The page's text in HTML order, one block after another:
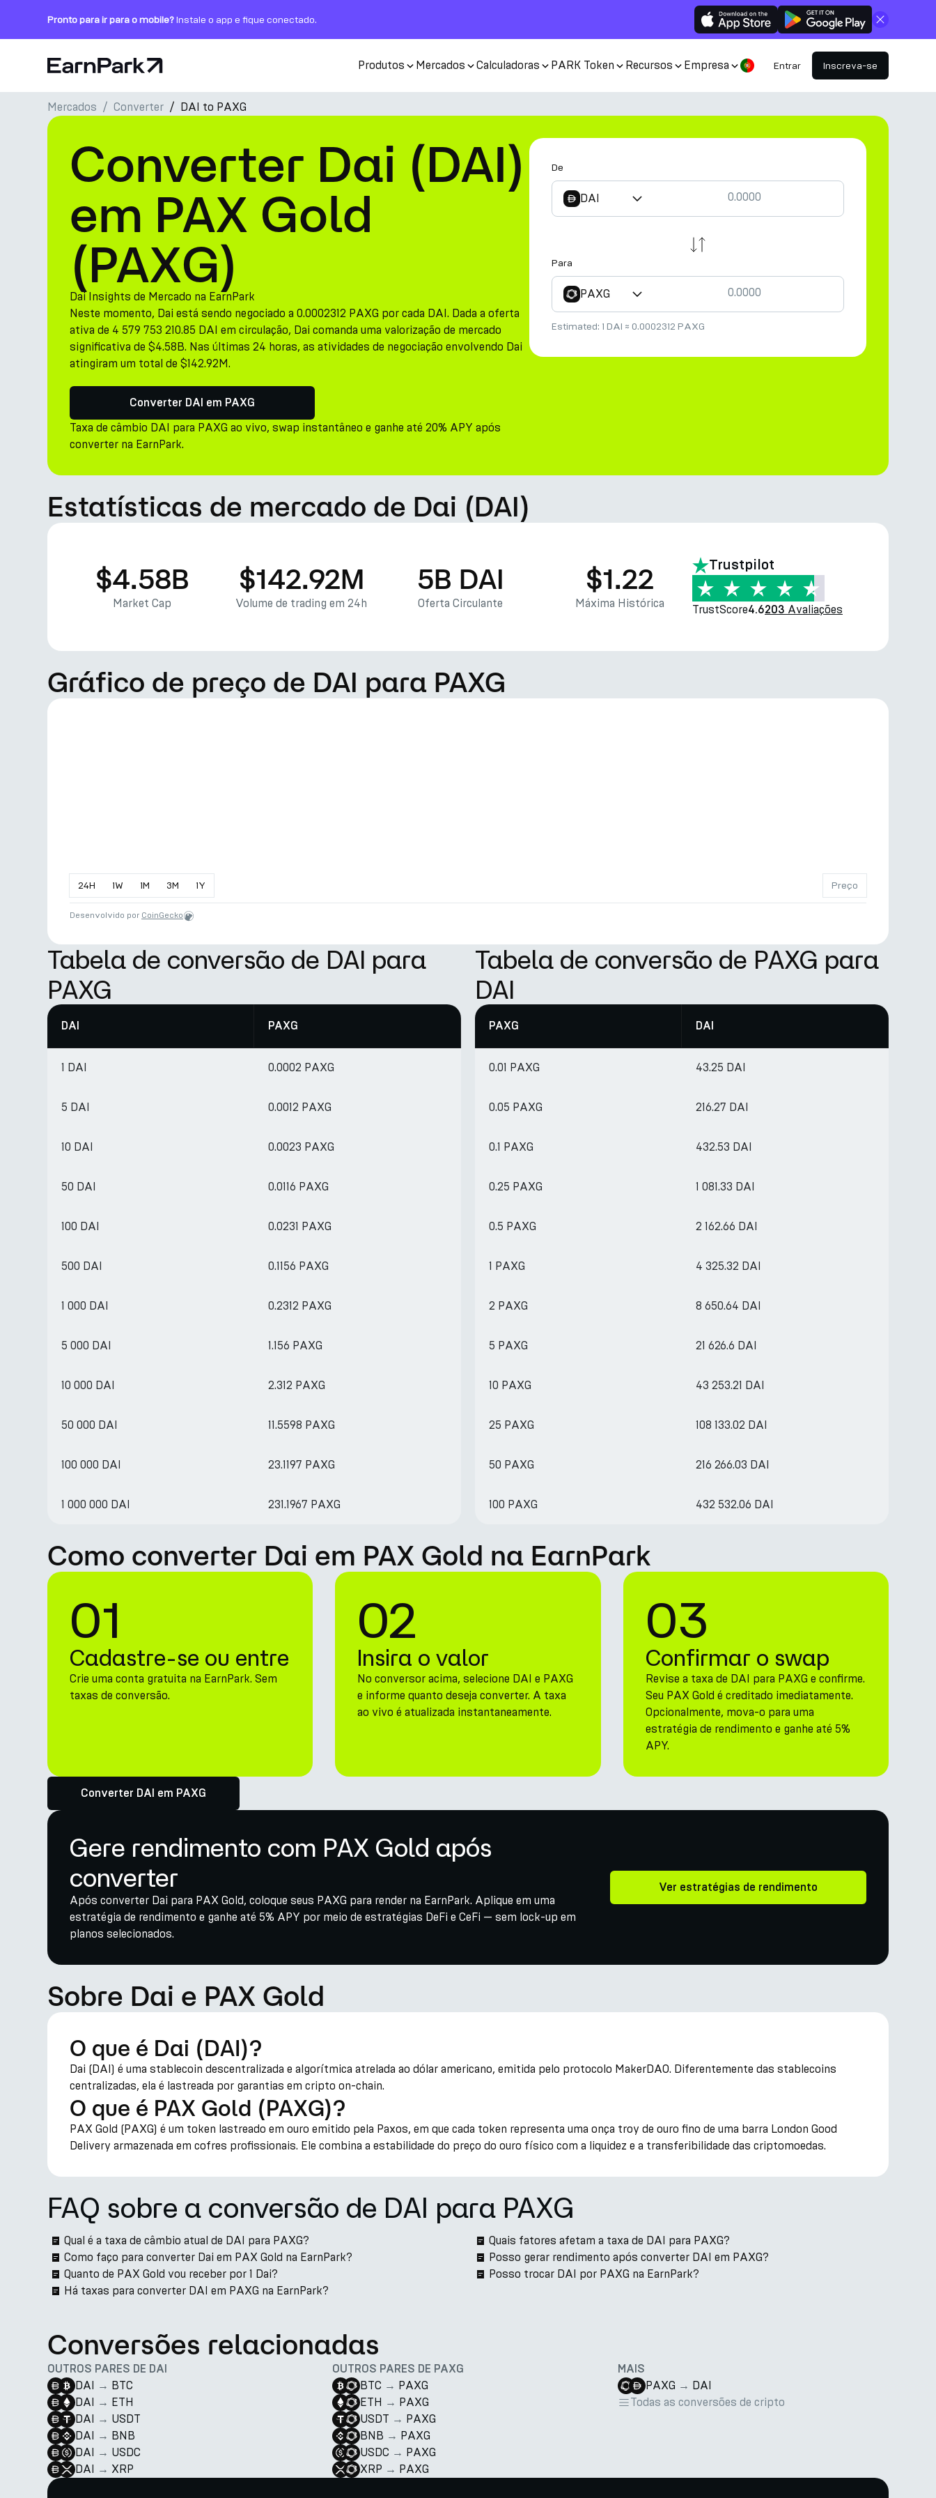
Pronto para ir para o mobile?Instale o app e fique conectado. Fechar
Página Inicial Produtos Mercados Calculadoras PARK Token Recursos Empresa Entrar Inscreva-se
Produtos
Mercados
Calculadoras
PARK Token
Recursos
Empresa
Mercados Converter DAI to PAXG
Converter Dai (DAI)
em PAX Gold
(PAXG)
Dai Insights de Mercado na EarnPark
Neste momento, Dai está sendo negociado a 0.0002312 PAXG por cada DAI. Dada a oferta
ativa de 4 579 753 210.85 DAI em circulação, Dai comanda uma valorização de mercado
significativa de $4.58B. Nas últimas 24 horas, as atividades de negociação envolvendo Dai
atingiram um total de $142.92M.
Converter DAI em PAXG
Taxa de câmbio DAI para PAXG ao vivo, swap instantâneo e ganhe até 20% APY após
converter na EarnPark.
De
DAI
Para
PAXG
Estimated: 1 DAI ≈ 0.0002312 PAXG
Estatísticas de mercado de Dai (DAI)
$4.58B
Market Cap
$142.92M
Volume de trading em 24h
5B DAI
Oferta Circulante
$1.22
Máxima Histórica
Trustpilot
TrustScore4.6203 Avaliações
Gráfico de preço de DAI para PAXG
24H 1W 1M 3M 1Y Preço
Desenvolvido por CoinGecko
Tabela de conversão de DAI para
PAXG
DAI PAXG
1 DAI 0.0002 PAXG
5 DAI 0.0012 PAXG
10 DAI 0.0023 PAXG
50 DAI 0.0116 PAXG
100 DAI 0.0231 PAXG
500 DAI 0.1156 PAXG
1 000 DAI 0.2312 PAXG
5 000 DAI 1.156 PAXG
10 000 DAI 2.312 PAXG
50 000 DAI 11.5598 PAXG
100 000 DAI 23.1197 PAXG
1 000 000 DAI 231.1967 PAXG
Tabela de conversão de PAXG para
DAI
PAXG DAI
0.01 PAXG 43.25 DAI
0.05 PAXG 216.27 DAI
0.1 PAXG 432.53 DAI
0.25 PAXG 1 081.33 DAI
0.5 PAXG 2 162.66 DAI
1 PAXG 4 325.32 DAI
2 PAXG 8 650.64 DAI
5 PAXG 21 626.6 DAI
10 PAXG 43 253.21 DAI
25 PAXG 108 133.02 DAI
50 PAXG 216 266.03 DAI
100 PAXG 432 532.06 DAI
Como converter Dai em PAX Gold na EarnPark
01
Cadastre-se ou entre
Crie uma conta gratuita na EarnPark. Sem
taxas de conversão.
02
Insira o valor
No conversor acima, selecione DAI e PAXG
e informe quanto deseja converter. A taxa
ao vivo é atualizada instantaneamente.
03
Confirmar o swap
Revise a taxa de DAI para PAXG e confirme.
Seu PAX Gold é creditado imediatamente.
Opcionalmente, mova-o para uma
estratégia de rendimento e ganhe até 5%
APY.
Converter DAI em PAXG
Gere rendimento com PAX Gold após
converter
Após converter Dai para PAX Gold, coloque seus PAXG para render na EarnPark. Aplique em uma
estratégia de rendimento e ganhe até 5% APY por meio de estratégias DeFi e CeFi — sem lock-up em
planos selecionados.
Ver estratégias de rendimento
Sobre Dai e PAX Gold
O que é Dai (DAI)?
Dai (DAI) é uma stablecoin descentralizada e algorítmica atrelada ao dólar americano, emitida pelo protocolo MakerDAO. Diferentemente das stablecoins
centralizadas, ela é lastreada por garantias em cripto on-chain.
O que é PAX Gold (PAXG)?
PAX Gold (PAXG) é um token lastreado em ouro emitido pela Paxos, em que cada token representa uma onça troy de ouro fino de uma barra London Good
Delivery armazenada em cofres profissionais. Ele combina a estabilidade do preço do ouro físico com a liquidez e a transferibilidade das criptomoedas.
FAQ sobre a conversão de DAI para PAXG
Qual é a taxa de câmbio atual de DAI para PAXG?
Como faço para converter Dai em PAX Gold na EarnPark?
Quanto de PAX Gold vou receber por 1 Dai?
Há taxas para converter DAI em PAXG na EarnPark?
Quais fatores afetam a taxa de DAI para PAXG?
Posso gerar rendimento após converter DAI em PAXG?
Posso trocar DAI por PAXG na EarnPark?
Conversões relacionadas
OUTROS PARES DE DAI
DAI → BTC
DAI → ETH
DAI → USDT
DAI → BNB
DAI → USDC
DAI → XRP
OUTROS PARES DE PAXG
BTC → PAXG
ETH → PAXG
USDT → PAXG
BNB → PAXG
USDC → PAXG
XRP → PAXG
MAIS
PAXG → DAI
Todas as conversões de cripto